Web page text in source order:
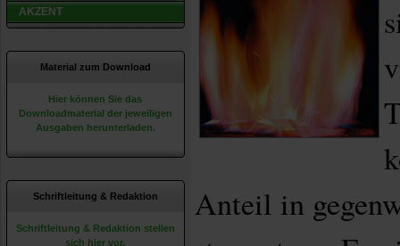
AKZENT
Material zum Download
Hier können Sie das
Downloadmaterial der jeweiligen
Ausgaben herunterladen.
Schriftleitung & Redaktion
Schriftleitung & Redaktion stellen
sich hier vor.
Anteil in